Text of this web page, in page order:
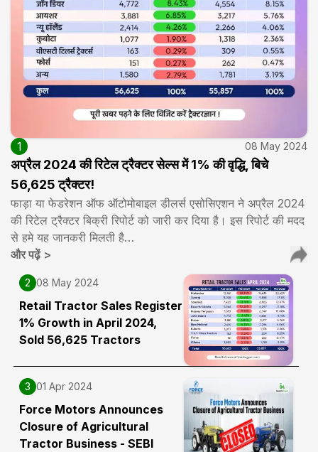
1 08 May 2024
अप्रैल 2024 की रिटेल ट्रैक्टर सेल्स में 1% की वृद्धि, बिचे
56,625 ट्रैक्टर!
फाड़ा या फेडरेशन ऑफ ऑटोमोबाइल डीलर्स एसोसिएशन ने अप्रैल 2024
की रिटेल ट्रैक्टर बिक्री रिपोर्ट को जारी कर दिया है। इस रिपोर्ट की मदद
से हमे यह जानकरी मिलती है…
और पढ़ें>
2 08 May 2024
Retail Tractor Sales Register
1% Growth in April 2024,
Sold 56,625 Tractors
3 01 Apr 2024
Force Motors Announces
Closure of Agricultural
Tractor Business - SEBI